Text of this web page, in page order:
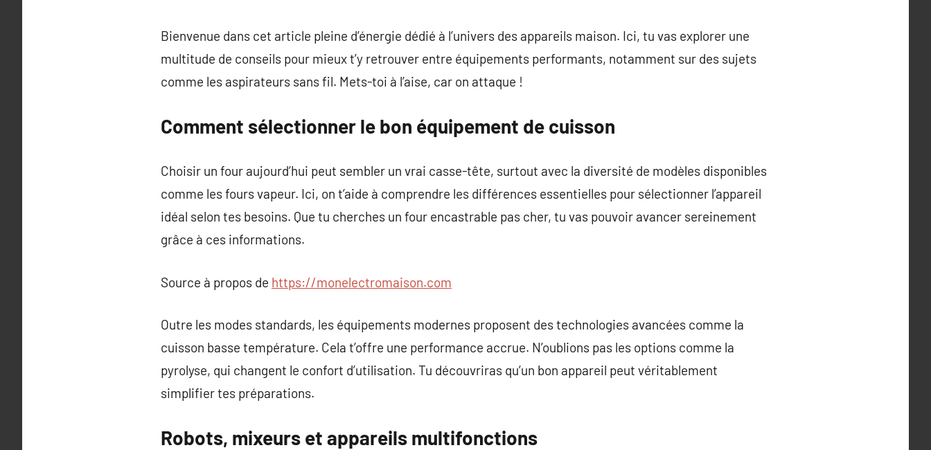
Bienvenue dans cet article pleine d’énergie dédié à l’univers des appareils maison. Ici, tu vas explorer une
multitude de conseils pour mieux t’y retrouver entre équipements performants, notamment sur des sujets
comme les aspirateurs sans fil. Mets-toi à l’aise, car on attaque !
Comment sélectionner le bon équipement de cuisson
Choisir un four aujourd’hui peut sembler un vrai casse-tête, surtout avec la diversité de modèles disponibles
comme les fours vapeur. Ici, on t’aide à comprendre les différences essentielles pour sélectionner l’appareil
idéal selon tes besoins. Que tu cherches un four encastrable pas cher, tu vas pouvoir avancer sereinement
grâce à ces informations.
Source à propos de https://monelectromaison.com
Outre les modes standards, les équipements modernes proposent des technologies avancées comme la
cuisson basse température. Cela t’offre une performance accrue. N’oublions pas les options comme la
pyrolyse, qui changent le confort d’utilisation. Tu découvriras qu’un bon appareil peut véritablement
simplifier tes préparations.
Robots, mixeurs et appareils multifonctions